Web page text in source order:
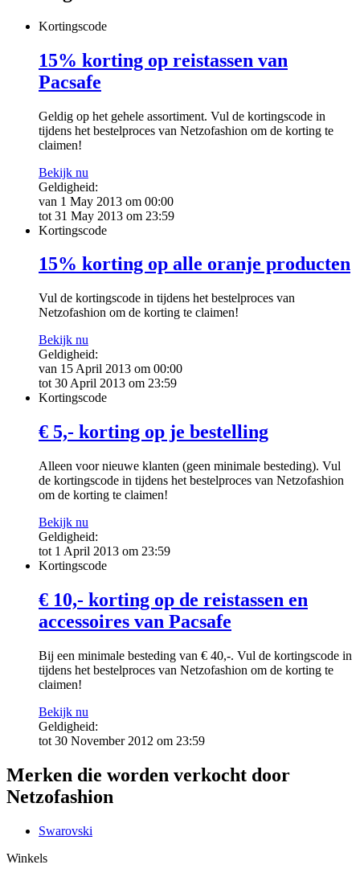
Kortingscode
15% korting op reistassen van
Pacsafe
Geldig op het gehele assortiment. Vul de kortingscode in
tijdens het bestelproces van Netzofashion om de korting te
claimen!
Bekijk nu
Geldigheid:
van 1 May 2013 om 00:00
tot 31 May 2013 om 23:59
Kortingscode
15% korting op alle oranje producten
Vul de kortingscode in tijdens het bestelproces van
Netzofashion om de korting te claimen!
Bekijk nu
Geldigheid:
van 15 April 2013 om 00:00
tot 30 April 2013 om 23:59
Kortingscode
€ 5,- korting op je bestelling
Alleen voor nieuwe klanten (geen minimale besteding). Vul
de kortingscode in tijdens het bestelproces van Netzofashion
om de korting te claimen!
Bekijk nu
Geldigheid:
tot 1 April 2013 om 23:59
Kortingscode
€ 10,- korting op de reistassen en
accessoires van Pacsafe
Bij een minimale besteding van € 40,-. Vul de kortingscode in
tijdens het bestelproces van Netzofashion om de korting te
claimen!
Bekijk nu
Geldigheid:
tot 30 November 2012 om 23:59
Merken die worden verkocht door
Netzofashion
Swarovski
Winkels